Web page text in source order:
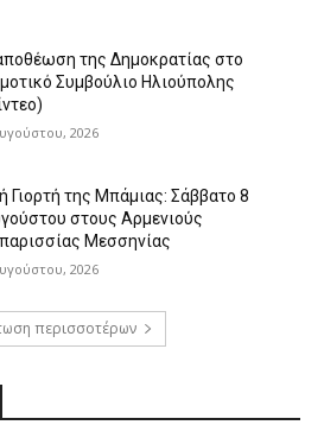
της Δημοκρατίας στο
Συμβούλιο Ηλιούπολης
2026
Γιορτή της Μπάμιας: Σάββατο 8
στους Αρμενιούς
Μεσσηνίας
2026
περισσοτέρων